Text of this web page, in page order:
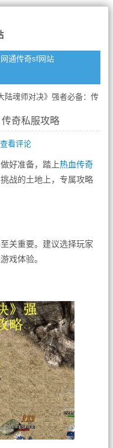
网通传奇sf网站
陆魂师对决》强者必备：传
传奇私服攻略
查看评论
好准备，踏上热血传奇
战的土地上，专属攻略
关重要。建议选择玩家
戏体验。